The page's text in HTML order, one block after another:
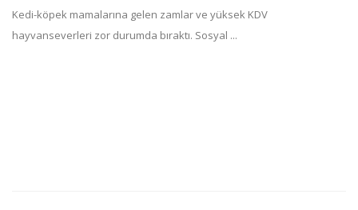
Kedi-köpek mamalarına gelen zamlar ve yüksek KDV
hayvanseverleri zor durumda bıraktı. Sosyal ...